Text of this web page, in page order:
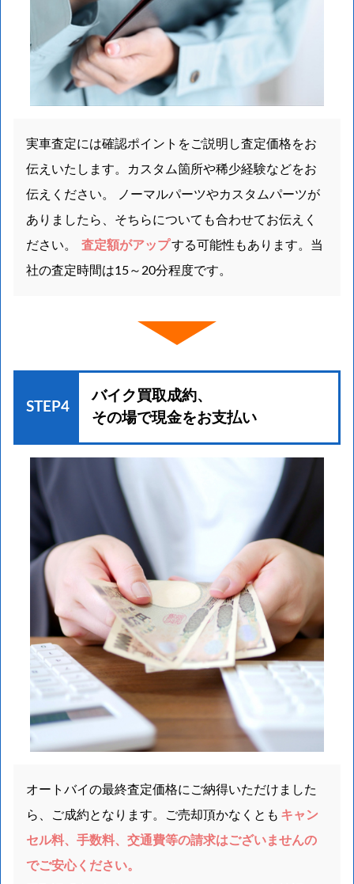
実車査定には確認ポイントをご説明し査定価格をお
伝えいたします。カスタム箇所や稀少経験などをお
伝えください。 ノーマルパーツやカスタムパーツが
ありましたら、そちらについても合わせてお伝えく
ださい。
査定額がアップする可能性もあります。当
社の査定時間は15～20分程度です。
STEP4
バイク買取成約、
その場で現金をお支払い
オートバイの最終査定価格にご納得いただけました
ら、ご成約となります。ご売却頂かなくとも キャン
セル料、手数料、交通費等の請求はございませんの
でご安心ください。